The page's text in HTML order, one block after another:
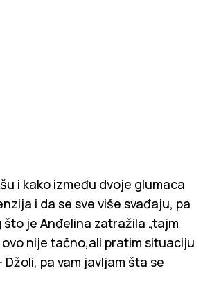
i kako između dvoje glumaca
i da se sve više svađaju, pa
je Anđelina zatražila „tajm
ovo nije tačno,ali pratim situaciju
pa vam javljam šta se